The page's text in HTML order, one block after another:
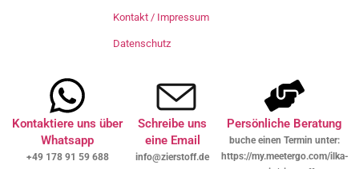
Kontakt / Impressum
Datenschutz
Kontaktiere uns über
Whatsapp
+49 178 91 59 688
Schreibe uns
eine Email
info@zierstoff.de
Persönliche Beratung
buche einen Termin unter:
https://my.meetergo.com/ilka-